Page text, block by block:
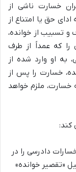
خسارت ناشی از
حق یا امتناع از
و تسبیب از خوانده،
را که عمداً از طرف
به او وارد شده از
خسارت را پس از
خسارت، ملزم خواهد
کند:
دادرسی را در
«تقصیر خوانده»